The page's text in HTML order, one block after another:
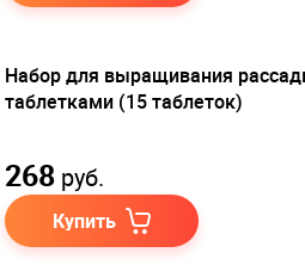
Набор для выращивания
таблетками (15 таблеток)
268 руб.
Купить